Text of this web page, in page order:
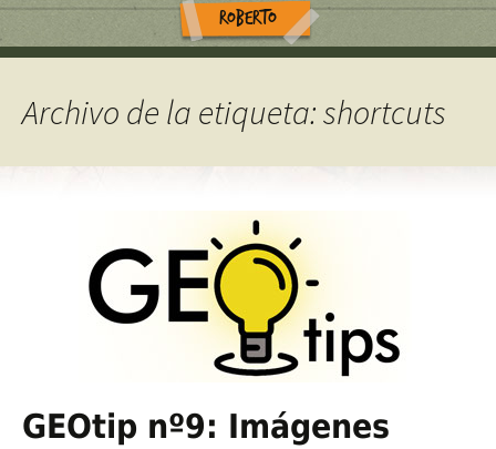
ROBERTO
Archivo de la etiqueta: shortcuts
GEOtip nº9: Imágenes